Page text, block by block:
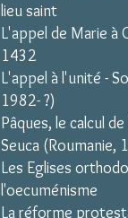
lieu saint
L'appel de Marie à
1432
L'appel à l'unité -
1982- ?)
Pâques, le calcul
Seuca (Roumanie,
Les Eglises
l'oecuménisme
La réforme